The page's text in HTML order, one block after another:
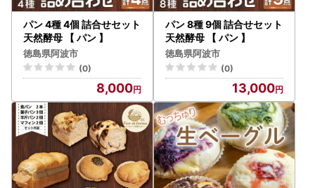
パン 4種 4個 詰合せセット
天然酵母 【 パン 】
徳島県阿波市
(0)
8,000
パン 8種 9個 詰合せセット
天然酵母 【 パン 】
徳島県阿波市
(0)
13,000